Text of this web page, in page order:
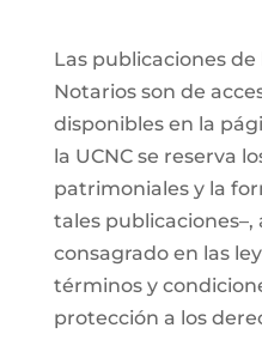
Las publicaciones de
Notarios son de
disponibles en la
la UCNC se reserva
patrimoniales y la
tales publicaciones–,
consagrado en las
términos y
protección a los